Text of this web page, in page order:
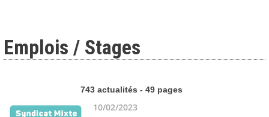
Emplois / Stages
743 actualités - 49 pages
10/02/2023